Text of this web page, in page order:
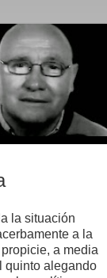
la situación
a la
a media
quinto alegando